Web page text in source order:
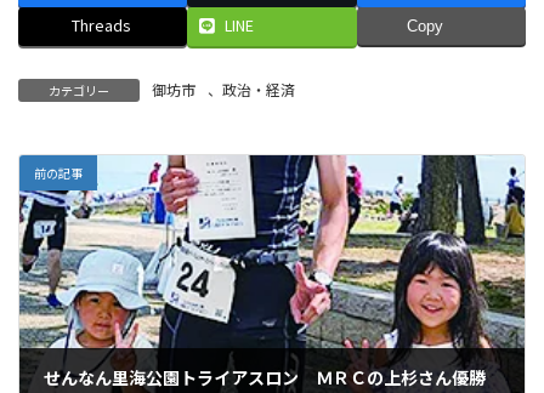
Threads
LINE Copy
カテゴリー 御坊市 、 政治・経済
前の記事
せんなん里海公園トライアスロン ＭＲＣの上杉さん優勝